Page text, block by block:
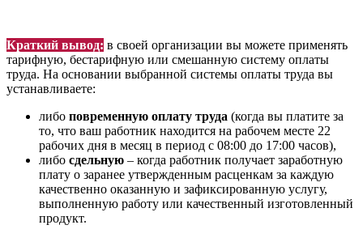
Краткий вывод: в своей организации вы можете применять
тарифную, бестарифную или смешанную систему оплаты
труда. На основании выбранной системы оплаты труда вы
устанавливаете:
либо повременную оплату труда (когда вы платите за
то, что ваш работник находится на рабочем месте 22
рабочих дня в месяц в период с 08:00 до 17:00 часов),
либо сдельную – когда работник получает заработную
плату о заранее утвержденным расценкам за каждую
качественно оказанную и зафиксированную услугу,
выполненную работу или качественный изготовленный
продукт.